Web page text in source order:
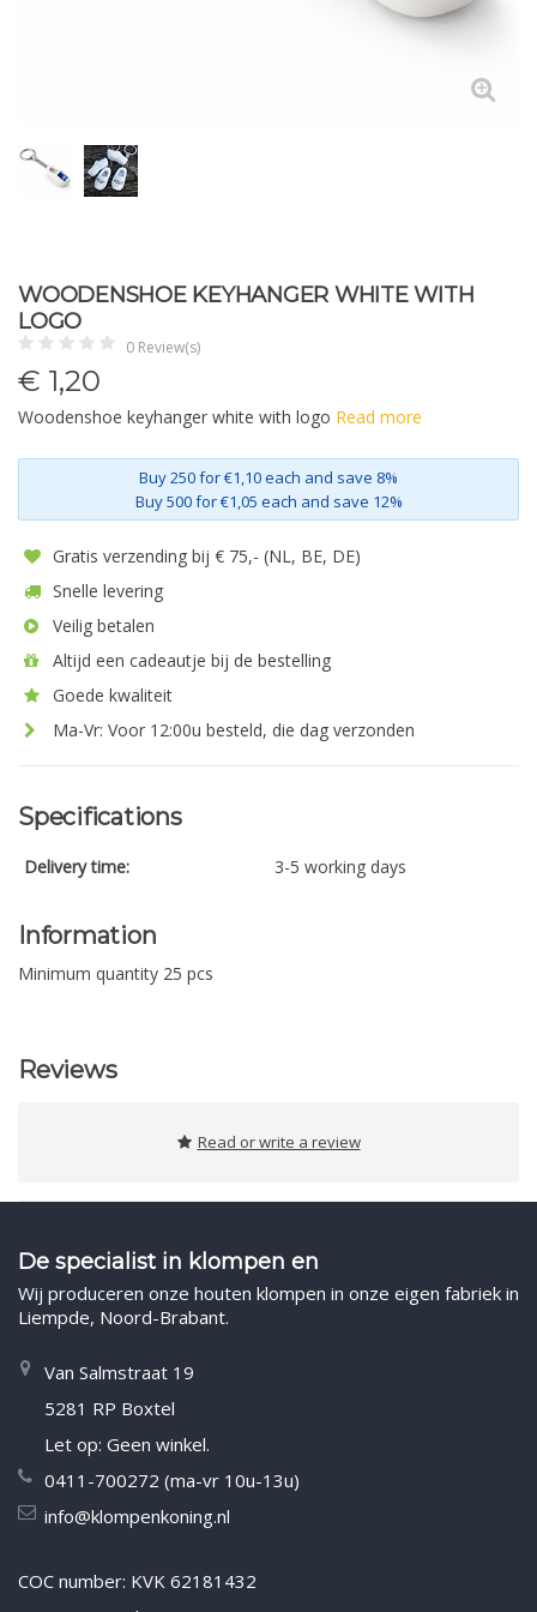
WOODENSHOE KEYHANGER WHITE WITH
LOGO
0 Review(s)
€ 1,20
Woodenshoe keyhanger white with logo Read more
Buy 250 for €1,10 each and save 8%
Buy 500 for €1,05 each and save 12%
Gratis verzending bij € 75,- (NL, BE, DE)
Snelle levering
Veilig betalen
Altijd een cadeautje bij de bestelling
Goede kwaliteit
Ma-Vr: Voor 12:00u besteld, die dag verzonden
Specifications
Delivery time: 3-5 working days
Information
Minimum quantity 25 pcs
Reviews
Read or write a review
De specialist in klompen en
Wij produceren onze houten klompen in onze eigen fabriek in
Liempde, Noord-Brabant.
Van Salmstraat 19
5281 RP Boxtel
Let op: Geen winkel.
0411-700272 (ma-vr 10u-13u)
info@klompenkoning.nl
COC number: KVK 62181432